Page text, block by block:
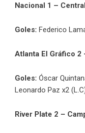
Nacional 1 –
Goles: Federico
Atlanta El Gráfico 2
Goles: Óscar
Leonardo Paz x2
River Plate 2 –